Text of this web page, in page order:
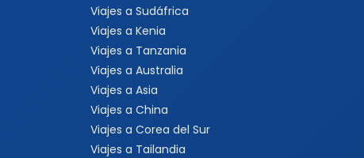
Viajes a Sudáfrica
Viajes a Kenia
Viajes a Tanzania
Viajes a Australia
Viajes a Asia
Viajes a China
Viajes a Corea del Sur
Viajes a Tailandia